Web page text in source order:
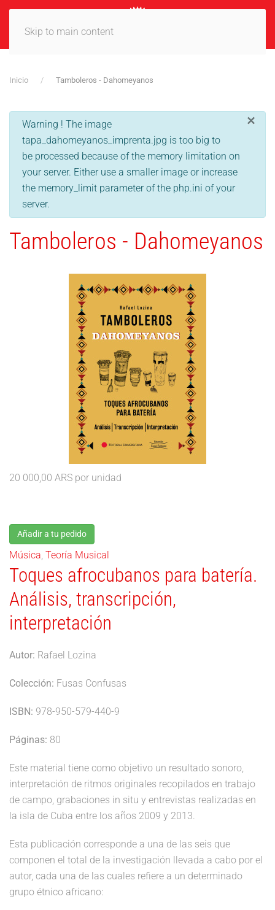
Skip to main content
Inicio Tamboleros - Dahomeyanos
×
info
Warning ! The image
tapa_dahomeyanos_imprenta.jpg is too big to
be processed because of the memory limitation on
your server. Either use a smaller image or increase
the memory_limit parameter of the php.ini of your
server.
Tamboleros - Dahomeyanos
20 000,00 ARS por unidad
Añadir a tu pedido
Música, Teoría Musical
Toques afrocubanos para batería.
Análisis, transcripción,
interpretación
Autor: Rafael Lozina
Colección: Fusas Confusas
ISBN: 978-950-579-440-9
Páginas: 80
Este material tiene como objetivo un resultado sonoro,
interpretación de ritmos originales recopilados en trabajo
de campo, grabaciones in situ y entrevistas realizadas en
la isla de Cuba entre los años 2009 y 2013.
Esta publicación corresponde a una de las seis que
componen el total de la investigación llevada a cabo por el
autor, cada una de las cuales refiere a un determinado
grupo étnico africano: